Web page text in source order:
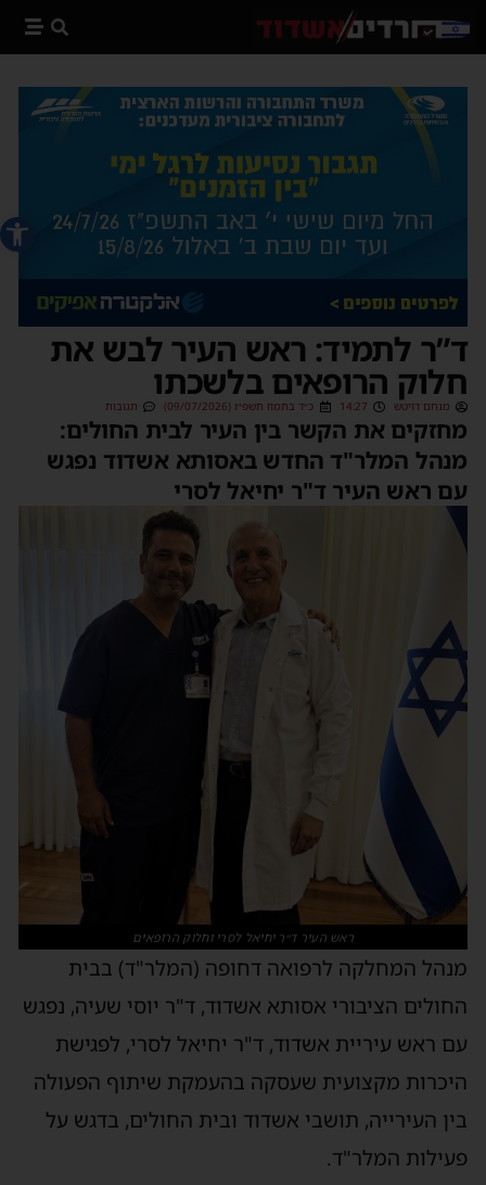
פתח
ד”ר לתמיד: ראש העיר לבש את
חלוק הרופאים בלשכתו
מנחם דויטש 14:27 כ״ד בתמוז תשפ״ו (09/07/2026) תגובות
מחזקים את הקשר בין העיר לבית החולים:
מנהל המלר"ד החדש באסותא אשדוד נפגש
עם ראש העיר ד"ר יחיאל לסרי
ראש העיר ד״ר יחיאל לסרי וחלוק הרופאים
מנהל המחלקה לרפואה דחופה (המלר"ד) בבית
החולים הציבורי אסותא אשדוד, ד"ר יוסי שעיה, נפגש
עם ראש עיריית אשדוד, ד"ר יחיאל לסרי, לפגישת
היכרות מקצועית שעסקה בהעמקת שיתוף הפעולה
בין העירייה, תושבי אשדוד ובית החולים, בדגש על
פעילות המלר"ד.